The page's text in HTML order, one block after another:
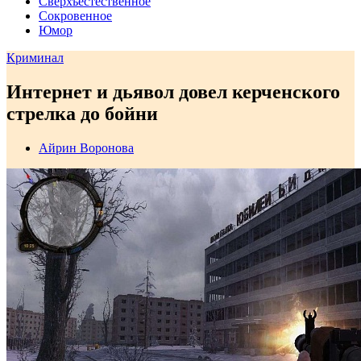
Сокровенное
Юмор
Криминал
Интернет и дьявол довел керченского
стрелка до бойни
Айрин Воронова